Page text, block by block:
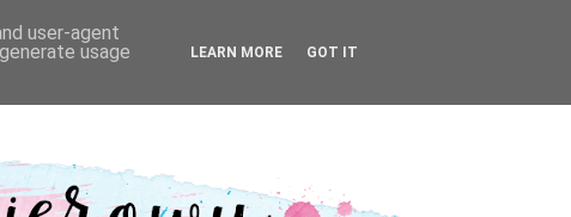
user-agent
usage
LEARN MORE GOT IT